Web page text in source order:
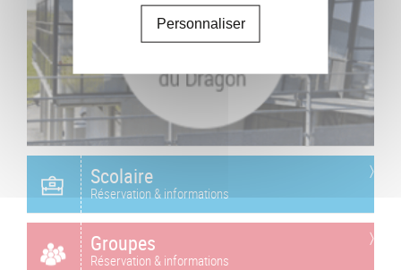
Scolaire
Réservation & informations
Groupes
Réservation & informations
Personnaliser